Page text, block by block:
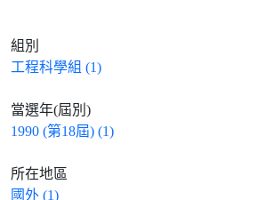
組別
工程科學組 (1)
當選年(屆別)
1990 (第18屆) (1)
所在地區
國外 (1)